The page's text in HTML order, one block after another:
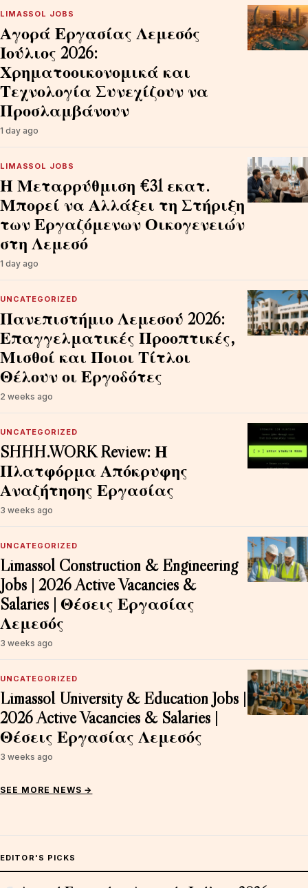
LIMASSOL JOBS
Αγορά Εργασίας Λεμεσός
Ιούλιος 2026:
Χρηματοοικονομικά και
Τεχνολογία Συνεχίζουν να
Προσλαμβάνουν
1 day ago
LIMASSOL JOBS
Η Μεταρρύθμιση €31 εκατ.
Μπορεί να Αλλάξει τη Στήριξη
των Εργαζόμενων Οικογενειών
στη Λεμεσό
1 day ago
UNCATEGORIZED
Πανεπιστήμιο Λεμεσού 2026:
Επαγγελματικές Προοπτικές,
Μισθοί και Ποιοι Τίτλοι
Θέλουν οι Εργοδότες
2 weeks ago
UNCATEGORIZED
SHHH.WORK Review: Η
Πλατφόρμα Απόκρυφης
Αναζήτησης Εργασίας
3 weeks ago
UNCATEGORIZED
Limassol Construction & Engineering
Jobs | 2026 Active Vacancies &
Salaries | Θέσεις Εργασίας
Λεμεσός
3 weeks ago
UNCATEGORIZED
Limassol University & Education Jobs |
2026 Active Vacancies & Salaries |
Θέσεις Εργασίας Λεμεσός
3 weeks ago
SEE MORE NEWS →
EDITOR'S PICKS